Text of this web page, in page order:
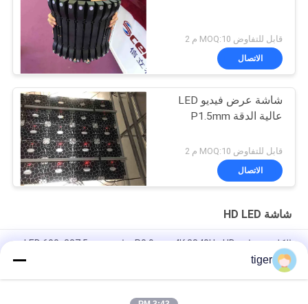
قابل للتفاوض MOQ:10 م 2
الاتصال
شاشة عرض فيديو LED
عالية الدقة P1.5mm
قابل للتفاوض MOQ:10 م 2
الاتصال
شاشة HD LED
الكل في واحد P0.9mm 4K 3840Hz HD شاشة LED 600x337.5mm
خزانة
شاشة LED داخلية P0.9mm ذات درجة البكسل الدقيقة ، لوحة LED
tiger